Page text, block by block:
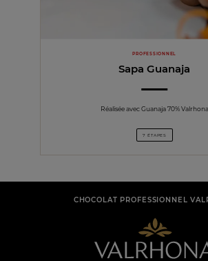
PROFESSIONNEL
Sapa Guanaja
Réalisée avec Guanaja 70% Valrhona
7 ÉTAPES
CHOCOLAT PROFESSIONNEL